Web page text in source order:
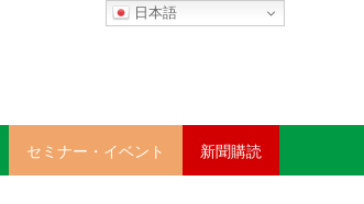
日本語
セミナー・イベント 新聞購読